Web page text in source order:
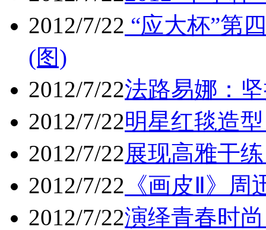
2012/7/22 “应大杯”第
(图)
2012/7/22法路易娜：
2012/7/22明星红毯造
2012/7/22展现高雅干
2012/7/22 《画皮Ⅱ》
2012/7/22演绎青春时